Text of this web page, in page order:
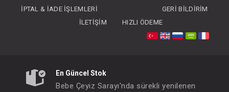
İPTAL & İADE İŞLEMLERI
GERI BILDIRIM
İLETIŞIM
HIZLI ÖDEME
En Güncel Stok
Bebe Çeyiz Sarayı'nda sürekli yenilenen